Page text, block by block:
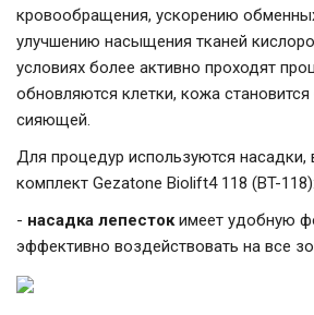
кровообращения, ускорению
улучшению насыщения тканей
условиях более активно проходят
обновляются клетки, кожа
сияющей.
Для процедур используются насадки,
комплект Gezatone Biolift4 118 (BT-118):
- насадка лепестокимеет удобную
эффективно воздействовать на все